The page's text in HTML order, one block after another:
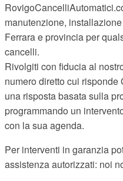
manutenzione,
Ferrara e provincia per
cancelli.
Rivolgiti con fiducia al
numero diretto cui
una risposta basata sulla
programmando un
con la sua agenda.
Per interventi in garanzia
assistenza autorizzati: noi